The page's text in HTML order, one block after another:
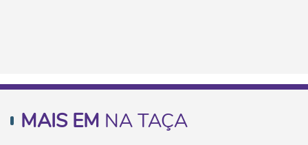
MAIS EM NA TAÇA